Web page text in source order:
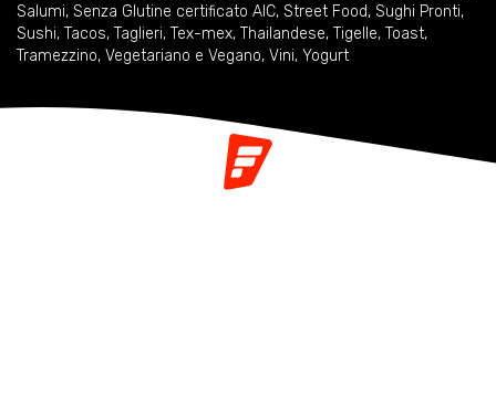
Salumi, Senza Glutine certificato AIC, Street Food, Sughi Pronti,
Sushi, Tacos, Taglieri, Tex-mex, Thailandese, Tigelle, Toast,
Tramezzino, Vegetariano e Vegano, Vini, Yogurt